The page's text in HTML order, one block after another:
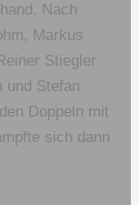
Nach
Markus
Stiegler
und Stefan
Doppeln mit
sich dann